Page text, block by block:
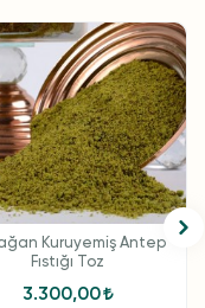
Kuruyemiş Antep
Fıstığı Toz
3.300,00